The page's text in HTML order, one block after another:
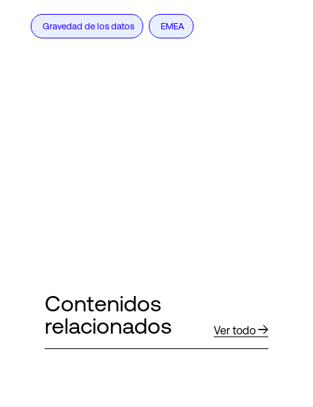
Gravedad de los datos EMEA
Contenidos
relacionados
Ver todo